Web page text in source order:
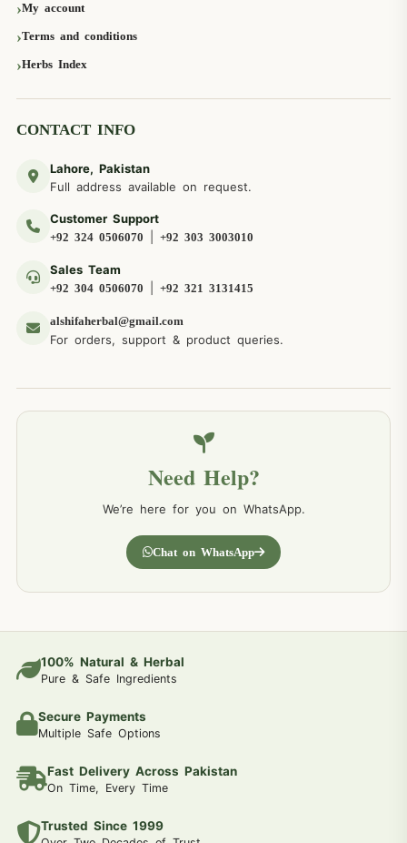
My account
Terms and conditions
Herbs Index
CONTACT INFO
Lahore, Pakistan
Full address available on request.
Customer Support
+92 324 0506070 +92 303 3003010
Sales Team
+92 304 0506070 +92 321 3131415
alshifaherbal@gmail.com
For orders, support & product queries.
Need Help?
We’re here for you on WhatsApp.
Chat on WhatsApp
100% Natural & Herbal
Pure & Safe Ingredients
Secure Payments
Multiple Safe Options
Fast Delivery Across Pakistan
On Time, Every Time
Trusted Since 1999